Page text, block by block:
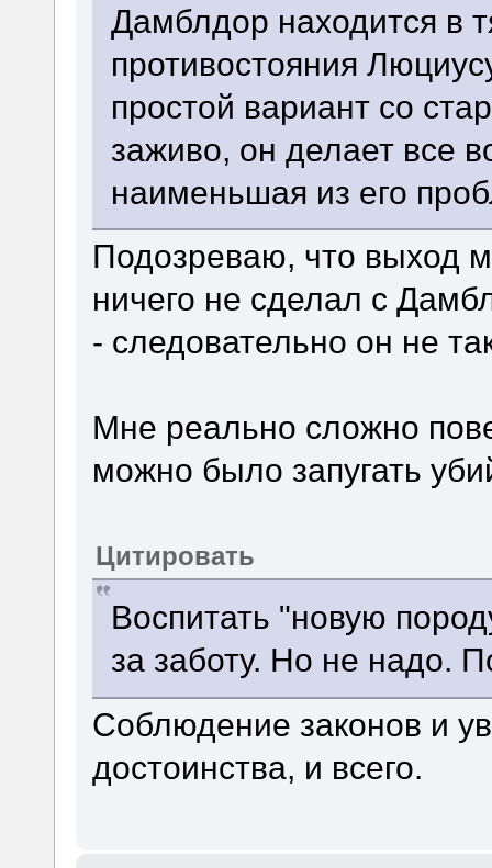
Дамблдор находится в
противостояния
простой вариант со
заживо, он делает все
наименьшая из его
Подозреваю, что выход
ничего не сделал с
- следовательно он не
Мне реально сложно
можно было запугать
Цитировать
Воспитать "новую
за заботу. Но не надо.
Соблюдение законов и
достоинства, и всего.